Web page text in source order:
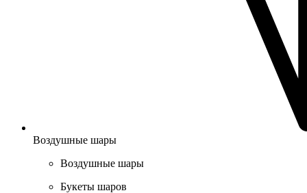
Воздушные шары
Воздушные шары
Букеты шаров